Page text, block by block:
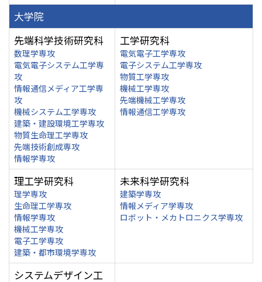
大学院
先端科学技術研究科
数理学専攻
電気電子システム工学専
攻
情報通信メディア工学専
攻
機械システム工学専攻
建築・建設環境工学専攻
物質生命理工学専攻
先端技術創成専攻
情報学専攻
工学研究科
電気電子工学専攻
電子システム工学専攻
物質工学専攻
機械工学専攻
先端機械工学専攻
情報通信工学専攻
理工学研究科
理学専攻
生命理工学専攻
情報学専攻
機械工学専攻
電子工学専攻
建築・都市環境学専攻
未来科学研究科
建築学専攻
情報メディア学専攻
ロボット・メカトロニクス学専攻
システムデザイン工